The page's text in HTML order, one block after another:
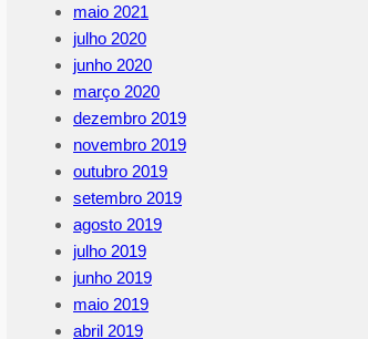
maio 2021
julho 2020
junho 2020
março 2020
dezembro 2019
novembro 2019
outubro 2019
setembro 2019
agosto 2019
julho 2019
junho 2019
maio 2019
abril 2019